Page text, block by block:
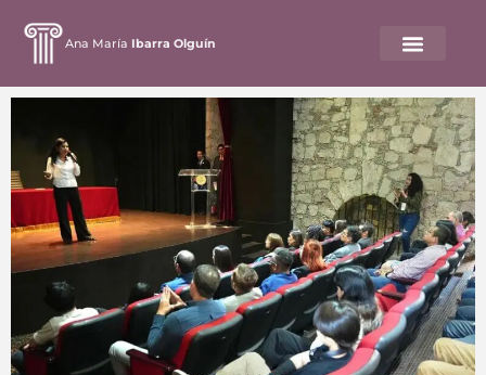
Ana María Ibarra Olguín